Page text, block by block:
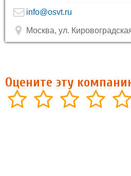
info@osvt.ru
Москва, ул.
Оцените эту